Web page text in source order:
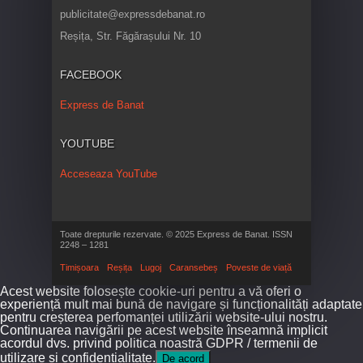
publicitate@expressdebanat.ro
Reșița, Str. Făgărașului Nr. 10
FACEBOOK
Express de Banat
YOUTUBE
Acceseaza YouTube
Toate drepturile rezervate. © 2025 Express de Banat. ISSN
2248 – 1281
Timișoara Reșița Lugoj Caransebeș Poveste de viață
Acest website folosește cookie-uri pentru a vă oferi o
experiență mult mai bună de navigare și funcționalități adaptate
pentru creșterea perfomanței utilizării website-ului nostru.
Continuarea navigării pe acest website înseamnă implicit
acordul dvs. privind politica noastră GDPR / termenii de
utilizare și confidențialitate.
De acord